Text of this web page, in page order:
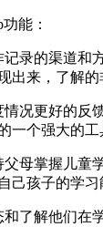
能：
录的渠道和
出来，了解的
况更好的反
一个强大的工
母掌握儿童
己孩子的学习
了解他们在